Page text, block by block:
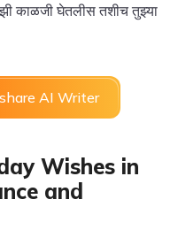
काळजी घेतलीस तशीच तुझ्या
AI Writer
Wishes in
and